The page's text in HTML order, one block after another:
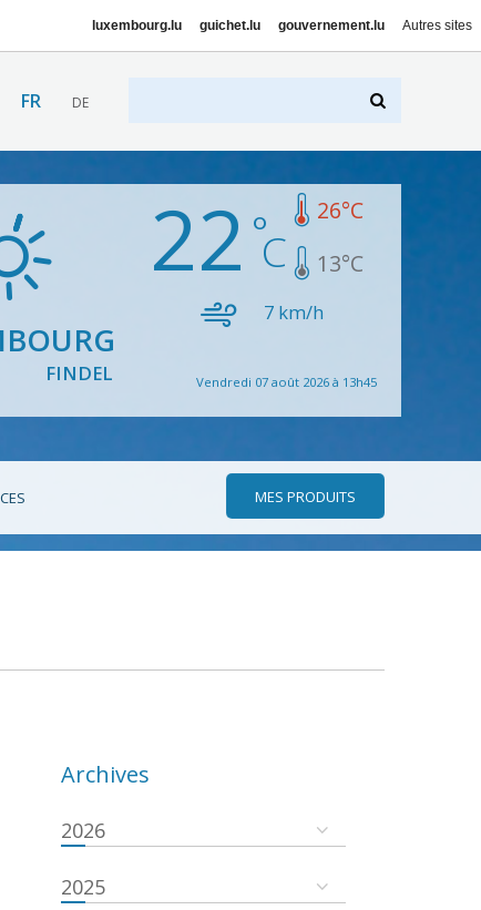
luxembourg.lu guichet.lu gouvernement.lu Autres sites
FR DE
FINDEL
22 26°C
13°C
7 km/h
Vendredi 07 août 2026 à 13h45
MES PRODUITS
Archives
2026
2025